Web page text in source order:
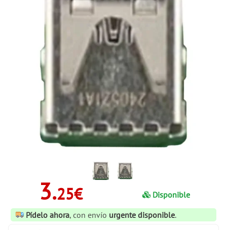
3.25€
Disponible
Pídelo ahora, con envío urgente disponible.